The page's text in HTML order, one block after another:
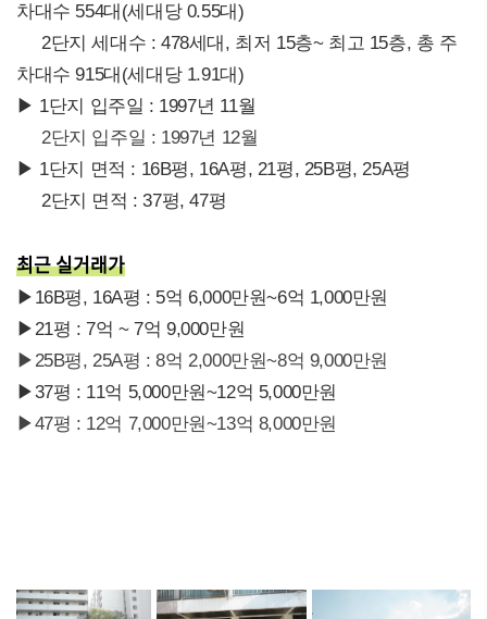
차대수 554대(세대당 0.55대)
2단지 세대수 : 478세대, 최저 15층~ 최고 15층, 총 주
차대수 915대(세대당 1.91대)
▶ 1단지 입주일 : 1997년 11월
2단지 입주일 : 1997년 12월
▶ 1단지 면적 : 16B평, 16A평, 21평, 25B평, 25A평
2단지 면적 : 37평, 47평
최근 실거래가
▶16B평, 16A평 : 5억 6,000만원~6억 1,000만원
▶21평 : 7억 ~ 7억 9,000만원
▶25B평, 25A평 : 8억 2,000만원~8억 9,000만원
▶37평 : 11억 5,000만원~12억 5,000만원
▶47평 : 12억 7,000만원~13억 8,000만원